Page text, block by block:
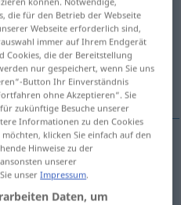
anklicken/antippen)
die für den Betrieb der Webseite
Webseite erforderlich sind,
immer auf Ihrem Endgerät
Cookies, die der Bereitstellung
nur gespeichert, wenn Sie uns
Button Ihr Einverständnis
ohne Akzeptieren“. Sie
zukünftige Besuche unserer
Informationen zu den Cookies
klicken Sie einfach auf den
Hinweise zu der
unserer
unserImpressum.
Daten, um